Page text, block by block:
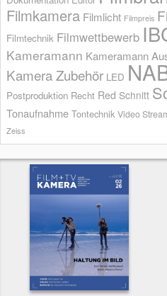
Filmkamera Filmlicht Filmpreis
Filmtechnik Filmwettbewerb
Kameramann Kameramann
Kamera Zubehör LED
Postproduktion Recht Red Schnitt
Tonaufnahme Tontechnik Video
Zeiss